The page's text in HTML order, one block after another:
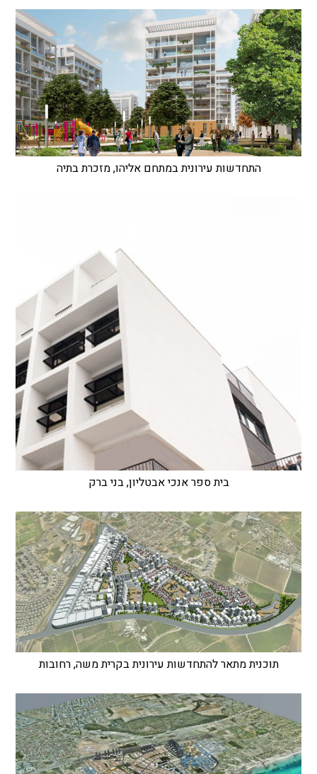
התחדשות עירונית במתחם אליהו, מזכרת בתיה
בית ספר אנכי אבטליון, בני ברק
תוכנית מתאר להתחדשות עירונית בקרית משה, רחובות